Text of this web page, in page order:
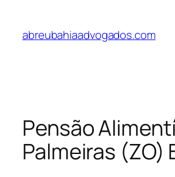
abreubahiaadvogados.com
Pensão
Palmeiras (ZO)